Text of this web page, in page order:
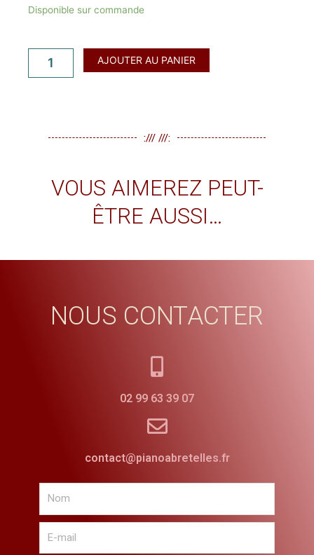
Disponible sur commande
quantité
Accordéon
chromatique
MAUGEIN,
AJOUTER AU PANIER
:/// ///:
VOUS AIMEREZ PEUT-
ÊTRE AUSSI…
NOUS CONTACTER
02 99 63 39 07
contact@pianoabretelles.fr
mail